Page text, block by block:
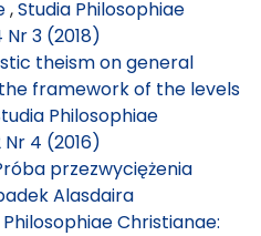
,Studia Philosophiae
3 (2018)
theism on general
framework of the levels
Philosophiae
4 (2016)
przezwyciężenia
Alasdaira
Christianae: